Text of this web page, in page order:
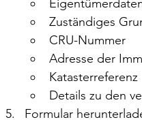
Zuständiges
CRU-Nummer
Adresse der
Katasterreferenz
Details zu den
Formular